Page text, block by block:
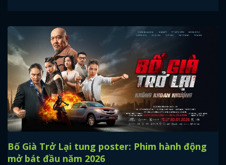
Bố Già Trở Lại tung poster: Phim hành động
mở bát đầu năm 2026